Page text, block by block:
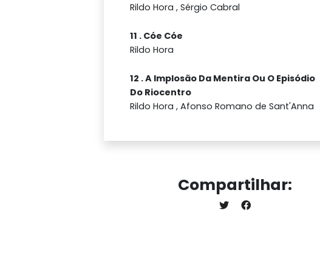
Rildo Hora , Sérgio Cabral
11 . Cóe Cóe
Rildo Hora
12 . A Implosão Da Mentira Ou O Episódio
Do Riocentro
Rildo Hora , Afonso Romano de Sant'Anna
Compartilhar: